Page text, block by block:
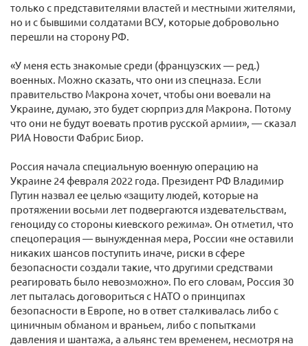
только с представителями властей и местными жителями,
но и с бывшими солдатами ВСУ, которые добровольно
перешли на сторону РФ.
«У меня есть знакомые среди (французских — ред.)
военных. Можно сказать, что они из спецназа. Если
правительство Макрона хочет, чтобы они воевали на
Украине, думаю, это будет сюрприз для Макрона. Потому
что они не будут воевать против русской армии», — сказал
РИА Новости Фабрис Биор.
Россия начала специальную военную операцию на
Украине 24 февраля 2022 года. Президент РФ Владимир
Путин назвал ее целью «защиту людей, которые на
протяжении восьми лет подвергаются издевательствам,
геноциду со стороны киевского режима». Он отметил, что
спецоперация — вынужденная мера, России «не оставили
никаких шансов поступить иначе, риски в сфере
безопасности создали такие, что другими средствами
реагировать было невозможно». По его словам, Россия 30
лет пыталась договориться с НАТО о принципах
безопасности в Европе, но в ответ сталкивалась либо с
циничным обманом и враньем, либо с попытками
давления и шантажа, а альянс тем временем, несмотря на